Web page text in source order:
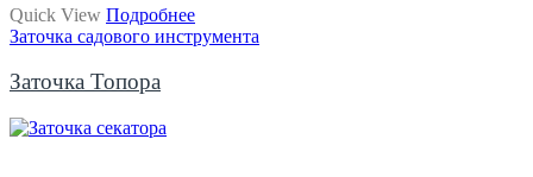
Quick View Подробнее
Заточка садового инструмента
Заточка Топора